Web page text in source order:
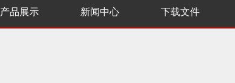
产品展示 新闻中心 下载文件